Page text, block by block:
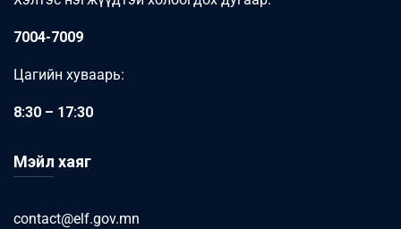
7004-7009
Цагийн хуваарь:
8:30 – 17:30
Мэйл хаяг
contact@elf.gov.mn